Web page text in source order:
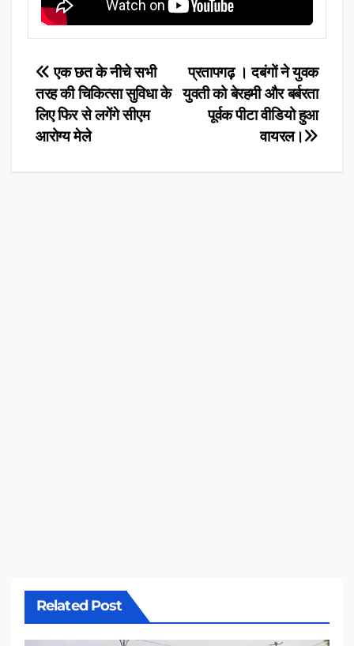
Post
navigation
प्रतापगढ़ । दबंगों ने युवक
युवती को बेरहमी और बर्बरता
पूर्वक पीटा वीडियो हुआ
वायरल।
एक छत के नीचे सभी
तरह की चिकित्सा सुविधा के
लिए फिर से लगेंगे सीएम
आरोग्य मेले
Related Post